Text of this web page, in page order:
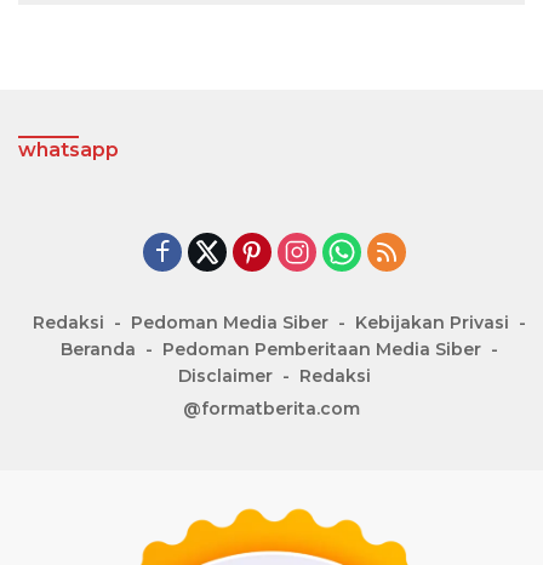
whatsapp
Redaksi Pedoman Media Siber
Kebijakan Privasi
Beranda
Pedoman Pemberitaan Media Siber
Disclaimer
Redaksi
@formatberita.com